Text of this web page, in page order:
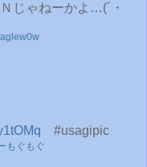
じゃねーかよ…(´・
#usagipic
もぐもぐ